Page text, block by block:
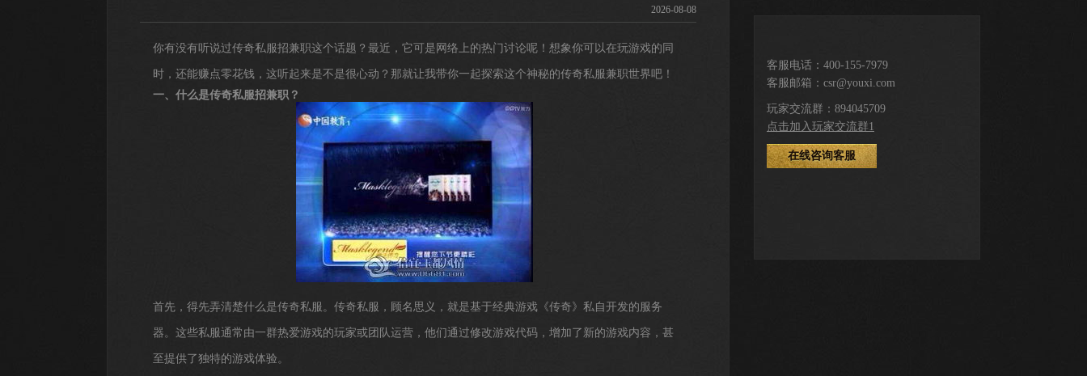
2026-08-08
你有没有听说过传奇私服招兼职这个话题？最近，它可是网络上的热门讨论呢！想象你可以在玩游戏的同
时，还能赚点零花钱，这听起来是不是很心动？那就让我带你一起探索这个神秘的传奇私服兼职世界吧！
一、什么是传奇私服招兼职？
首先，得先弄清楚什么是传奇私服。传奇私服，顾名思义，就是基于经典游戏《传奇》私自开发的服务
器。这些私服通常由一群热爱游戏的玩家或团队运营，他们通过修改游戏代码，增加了新的游戏内容，甚
至提供了独特的游戏体验。
下载游戏 登录注册
客服电话：400-155-7979
客服邮箱：csr@youxi.com
玩家交流群：894045709
点击加入玩家交流群1
在线咨询客服